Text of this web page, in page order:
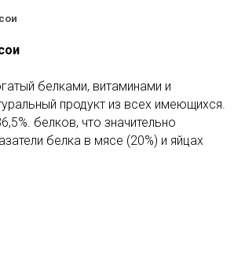
белками, витаминами и
продукт из всех имеющихся.
белков, что значительно
белка в мясе (20%) и яйцах